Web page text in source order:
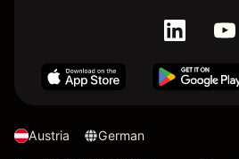
Austria German